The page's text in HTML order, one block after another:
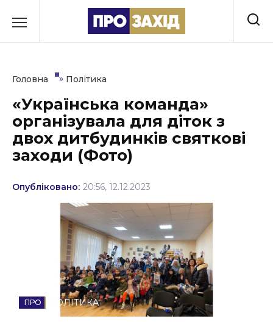
до
Культура
Освіта
Політика
Соціум
Стиль життя
Втрачений Ужгород
Головна » Політика
«Українська команда»
організувала для діток з
двох дитбудинків святкові
заходи (Фото)
Опубліковано: 20:56, 12.12.2023
ПОЛІТИКА